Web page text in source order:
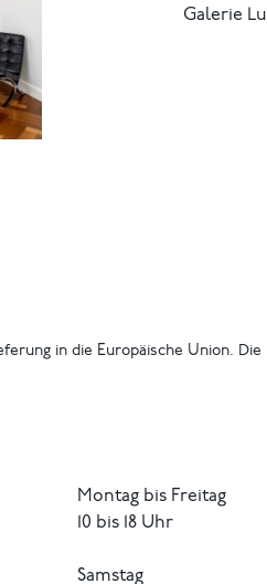
Galerie
in die Europäische Union.
Montag bis Freitag
10 bis 18 Uhr
Samstag